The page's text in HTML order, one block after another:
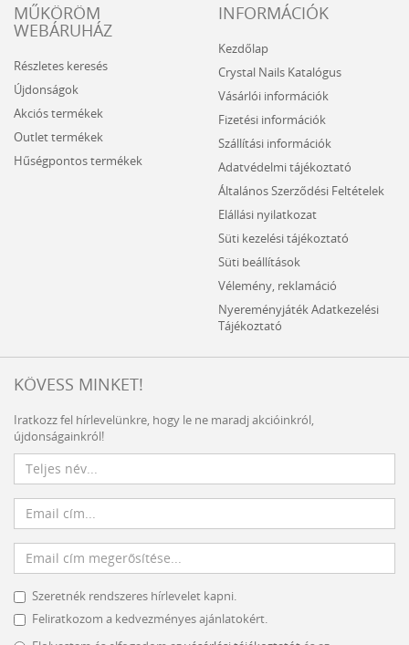
MŰKÖRÖM
WEBÁRUHÁZ
Részletes keresés
Újdonságok
Akciós termékek
Outlet termékek
Hűségpontos termékek
INFORMÁCIÓK
Kezdőlap
Crystal Nails Katalógus
Vásárlói információk
Fizetési információk
Szállítási információk
Adatvédelmi tájékoztató
Általános Szerződési Feltételek
Elállási nyilatkozat
Süti kezelési tájékoztató
Süti beállítások
Vélemény, reklamáció
Nyereményjáték Adatkezelési
Tájékoztató
KÖVESS MINKET!
Iratkozz fel hírlevelünkre, hogy le ne maradj akcióinkról,
újdonságainkról!
Szeretnék rendszeres hírlevelet kapni.
Feliratkozom a kedvezményes ajánlatokért.